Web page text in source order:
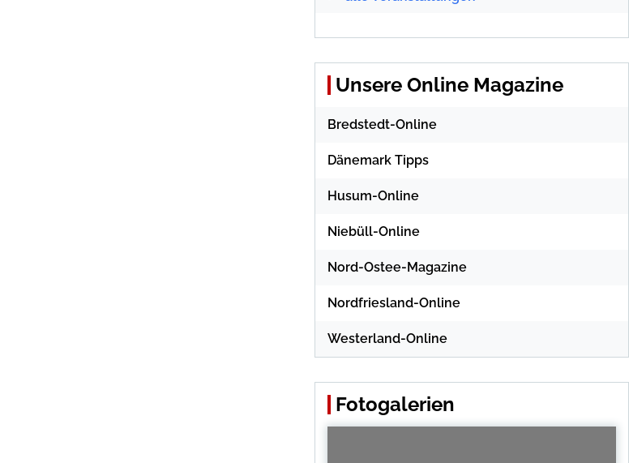
Unsere Online Magazine
Bredstedt-Online
Dänemark Tipps
Husum-Online
Niebüll-Online
Nord-Ostee-Magazine
Nordfriesland-Online
Westerland-Online
Fotogalerien